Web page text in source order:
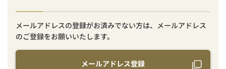
メールアドレスの登録がお済みでない方は、メールアドレス
のご登録をお願いいたします。
メールアドレス登録